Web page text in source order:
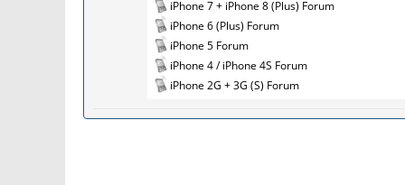
o
e
iPhone 7 + iPhone 8 (Plus) Forum
iPhone 6 (Plus) Forum
iPhone 5 Forum
iPhone 4 / iPhone 4S Forum
iPhone 2G + 3G (S) Forum